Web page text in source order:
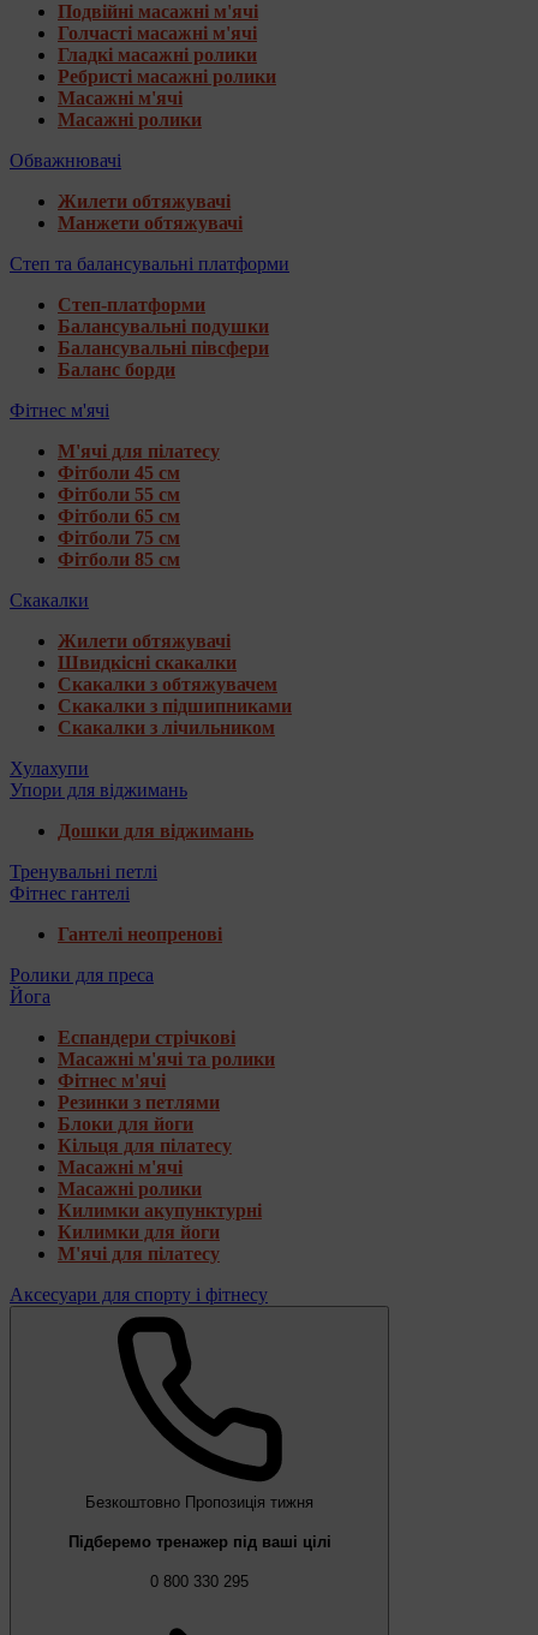
Подвійні масажні м'ячі
Голчасті масажні м'ячі
Гладкі масажні ролики
Ребристі масажні ролики
Масажні м'ячі
Масажні ролики
Обважнювачі
Жилети обтяжувачі
Манжети обтяжувачі
Степ та балансувальні платформи
Степ-платформи
Балансувальні подушки
Балансувальні півсфери
Баланс борди
Фітнес м'ячі
М'ячі для пілатесу
Фітболи 45 см
Фітболи 55 см
Фітболи 65 см
Фітболи 75 см
Фітболи 85 см
Скакалки
Жилети обтяжувачі
Швидкісні скакалки
Скакалки з обтяжувачем
Скакалки з підшипниками
Скакалки з лічильником
Хулахупи
Упори для віджимань
Дошки для віджимань
Тренувальні петлі
Фітнес гантелі
Гантелі неопренові
Ролики для преса
Йога
Еспандери стрічкові
Масажні м'ячі та ролики
Фітнес м'ячі
Резинки з петлями
Блоки для йоги
Кільця для пілатесу
Масажні м'ячі
Масажні ролики
Килимки акупунктурні
Килимки для йоги
М'ячі для пілатесу
Аксесуари для спорту і фітнесу
Безкоштовно Пропозиція тижня
Підберемо тренажер під ваші цілі
0 800 330 295